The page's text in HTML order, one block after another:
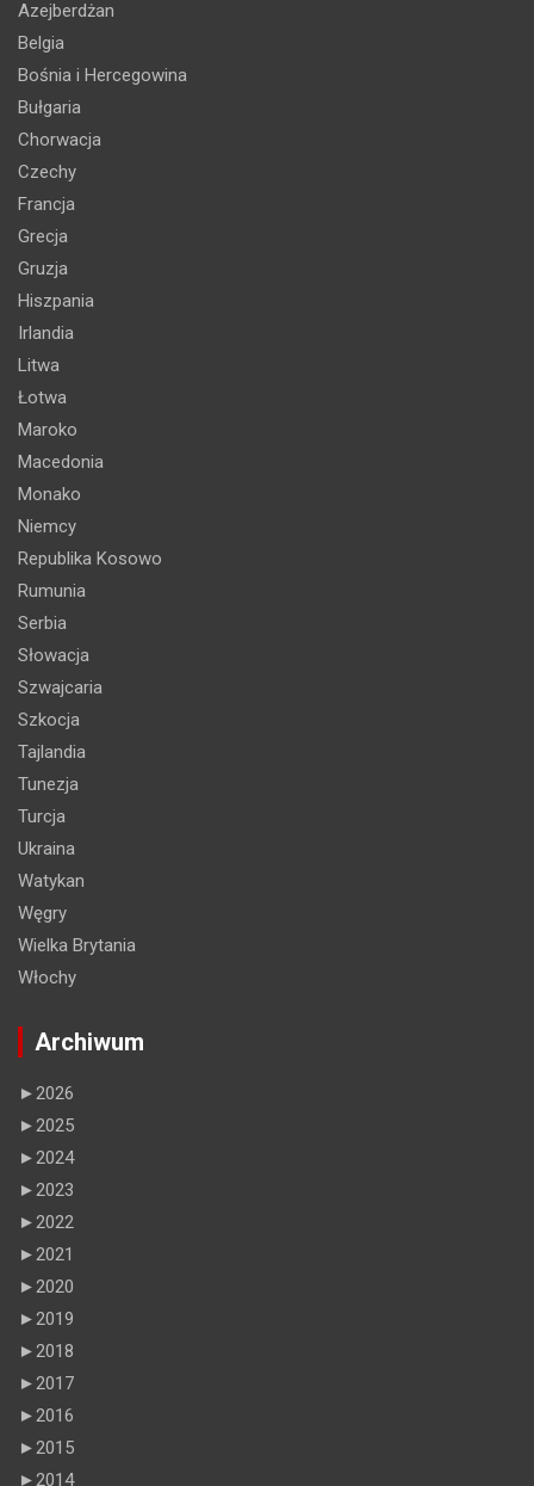
Azejberdżan
Belgia
Bośnia i Hercegowina
Bułgaria
Chorwacja
Czechy
Francja
Grecja
Gruzja
Hiszpania
Irlandia
Litwa
Łotwa
Maroko
Macedonia
Monako
Niemcy
Republika Kosowo
Rumunia
Serbia
Słowacja
Szwajcaria
Szkocja
Tajlandia
Tunezja
Turcja
Ukraina
Watykan
Węgry
Wielka Brytania
Włochy
Archiwum
►2026
►2025
►2024
►2023
►2022
►2021
►2020
►2019
►2018
►2017
►2016
►2015
►2014